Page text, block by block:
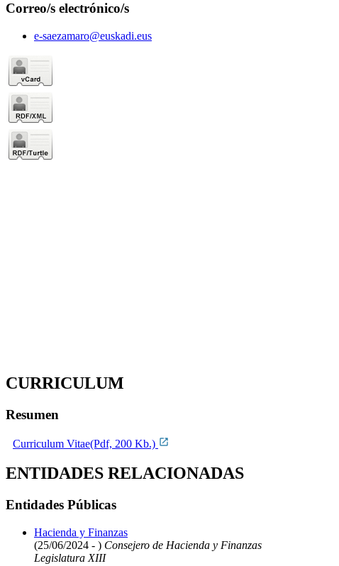
Correo/s electrónico/s
e-saezamaro@euskadi.eus
CURRICULUM
Resumen
Curriculum Vitae(Pdf, 200 Kb.)
ENTIDADES RELACIONADAS
Entidades Públicas
Hacienda y Finanzas
(25/06/2024 - ) Consejero de Hacienda y Finanzas
Legislatura XIII